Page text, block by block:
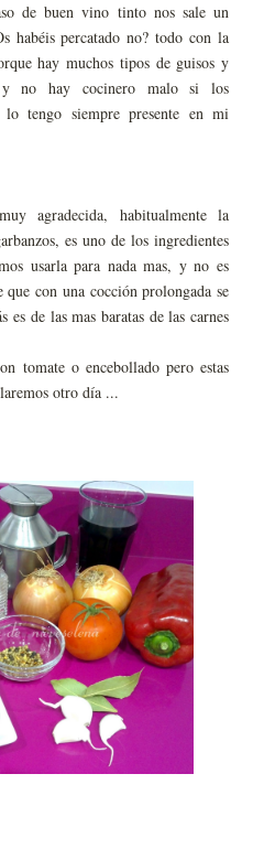
de buen vino tinto nos sale un
habéis percatado no? todo con la
hay muchos tipos de guisos y
y no hay cocinero malo si los
lo tengo siempre presente en mi
agradecida, habitualmente la
es uno de los ingredientes
usarla para nada mas, y no es
con una cocción prolongada se
de las mas baratas de las carnes
tomate o encebollado pero estas
otro día ...